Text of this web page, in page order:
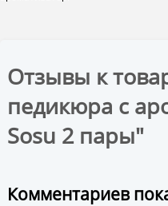
Отзывы к
педикюра с
Sosu 2 пары"
Комментариев